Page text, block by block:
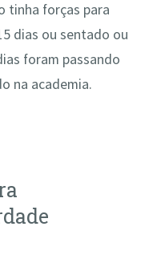
tinha forças para
dias ou sentado ou
foram passando
na academia.